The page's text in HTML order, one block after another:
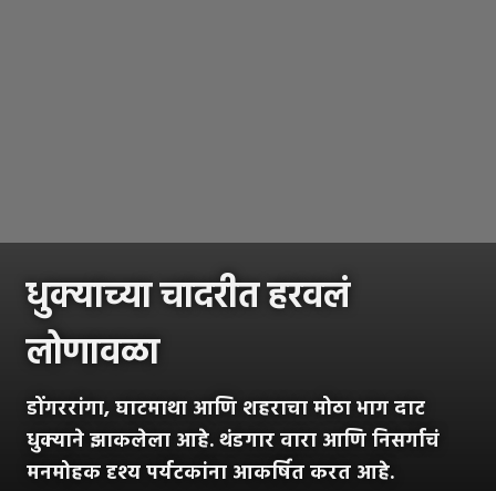
धुक्याच्या चादरीत हरवलं
लोणावळा
डोंगररांगा, घाटमाथा आणि शहराचा मोठा भाग दाट
धुक्याने झाकलेला आहे. थंडगार वारा आणि निसर्गाचं
मनमोहक दृश्य पर्यटकांना आकर्षित करत आहे.